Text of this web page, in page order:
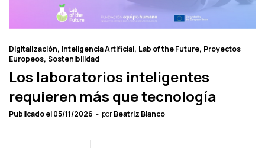
Digitalización Inteligencia Artificial Lab of the Future Proyectos
Europeos Sostenibilidad
Los laboratorios inteligentes
requieren más que tecnología
Publicado el05/11/2026 porBeatriz Blanco